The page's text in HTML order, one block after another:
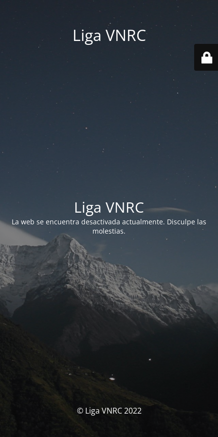
Liga VNRC
Liga VNRC
La web se encuentra desactivada actualmente. Disculpe las
molestias.
© Liga VNRC 2022